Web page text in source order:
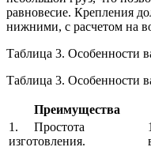
равновесие. Крепления
нижними, с расчетом на
Таблица 3. Особенности
Таблица 3. Особенности
Преимущества
1. Простота
изготовления.